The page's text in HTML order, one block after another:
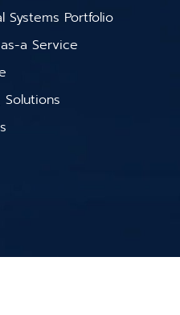
Systems Portfolio
a Service
Solutions